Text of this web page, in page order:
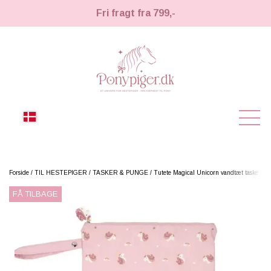
Fri fragt fra 799,-
NYHEDER
STRIGLER & TILBEHØR
LEMIEUX TOY PONY
TIL HESTEPIGER
Forside TIL HESTEPIGER TASKER & PUNGE Tutete Magical Unicorn vandtæt taske
FÅ TILBAGE